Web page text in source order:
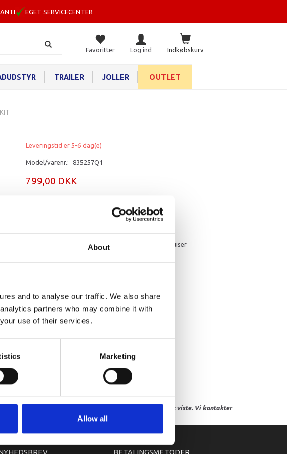
About
and to analyse our traffic. We also share
partners who may combine it with
use of their services.
Marketing
Allow all
EGET SERVICECENTER
Indkøbskurv
Favoritter Log ind
TRAILER JOLLER OUTLET
Leveringstid er 5-6 dag(e)
Model/varenr.: 835257Q1
799,00 DKK
Passer til HIGHFIVE propel 5 bladet. Rustfri. Mercruiser
som ikke kan leveres, eller hvor prisen afviger fra det viste. Vi kontakter
BETALINGSMETODER